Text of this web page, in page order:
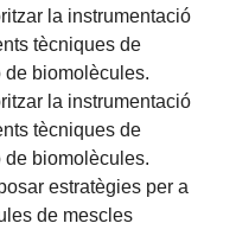
la instrumentació
tècniques de
biomolècules.
la instrumentació
tècniques de
biomolècules.
estratègies per a
de mescles